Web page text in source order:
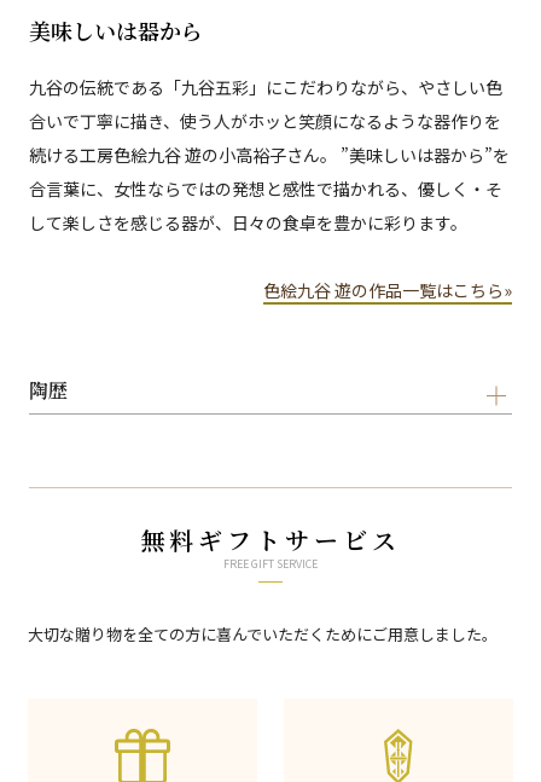
美味しいは器から
九谷の伝統である「九谷五彩」にこだわりながら、やさしい色
合いで丁寧に描き、使う人がホッと笑顔になるような器作りを
続ける工房色絵九谷 遊の小高裕子さん。 ”美味しいは器から”を
合言葉に、女性ならではの発想と感性で描かれる、優しく・そ
して楽しさを感じる器が、日々の食卓を豊かに彩ります。
色絵九谷 遊の作品一覧はこちら»
陶歴
無料ギフトサービス
FREE GIFT SERVICE
大切な贈り物を全ての方に喜んでいただくためにご用意しました。